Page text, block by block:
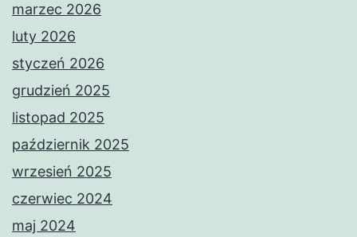
marzec 2026
luty 2026
styczeń 2026
grudzień 2025
listopad 2025
październik 2025
wrzesień 2025
czerwiec 2024
maj 2024